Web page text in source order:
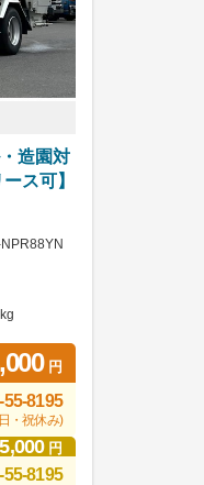
造園対
ス可】
円
55-8195
・祝休み)
円
55-8195